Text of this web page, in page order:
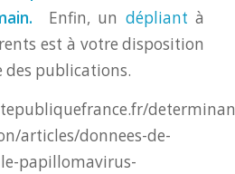
Enfin, un dépliant à
est à votre disposition
des publications.
articles/donnees-de-
papillomavirus-